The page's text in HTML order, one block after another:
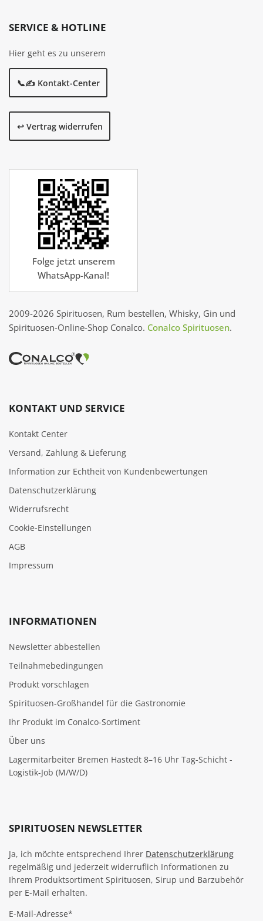
SERVICE & HOTLINE
Hier geht es zu unserem
📞✍️ Kontakt-Center
↩️ Vertrag widerrufen
Folge jetzt unserem
WhatsApp-Kanal!
2009-2026 Spirituosen, Rum bestellen, Whisky, Gin und
Spirituosen-Online-Shop Conalco. Conalco Spirituosen.
KONTAKT UND SERVICE
Kontakt Center
Versand, Zahlung & Lieferung
Information zur Echtheit von Kundenbewertungen
Datenschutzerklärung
Widerrufsrecht
Cookie‑Einstellungen
AGB
Impressum
INFORMATIONEN
Newsletter abbestellen
Teilnahmebedingungen
Produkt vorschlagen
Spirituosen-Großhandel für die Gastronomie
Ihr Produkt im Conalco-Sortiment
Über uns
Lagermitarbeiter Bremen Hastedt 8–16 Uhr Tag-Schicht -
Logistik-Job (M/W/D)
SPIRITUOSEN NEWSLETTER
Ja, ich möchte entsprechend Ihrer Datenschutzerklärung
regelmäßig und jederzeit widerruflich Informationen zu
Ihrem Produktsortiment Spirituosen, Sirup und Barzubehör
per E-Mail erhalten.
E-Mail-Adresse*